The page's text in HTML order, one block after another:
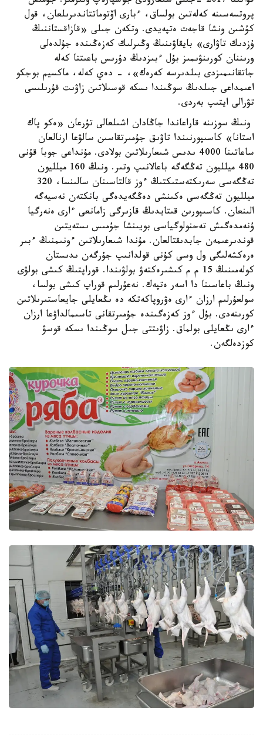
پروتسەسىنە كەلەتىن بولساق، ءبارى اۆتوماتتاندىرىلعان، قول
كۇشىن ونشا قاجەت ەتپەيدى. وتكەن جىلى «قازاقستاننىڭ
ۇزدىك تاۋارى» بايقاۋىنىڭ وڭىرلىك كەزەڭىندە جۇلدەلى
ورىننان كورىنۋىمىز بۇل ءبىزدىڭ دۇرىس باعىتتا كەلە
جاتقانىمىزدى بىلدىرسە كەرەك»، - دەي كەلە، ماكسيم بوجكو
اعىمداعى جىلدىڭ سوڭىندا ىسكە قوسىلاتىن زاۋىت قۇرىلىسى
تۋرالى ايتىپ بەردى.
ونىڭ سوزىنە قاراعاندا جاڭادان اشىلعالى تۇرعان «ەكو پاك
استانا» كاسىپورنىندا تاۋىق جۇمىرتقاسىن سالۋعا ارنالعان
ساعاتىنا 4000 ىدىس شىعارىلاتىن بولادى. مۇنداعى جوبا قۇنى
480 ميلليون تەڭگەگە باعالانىپ وتىر. ونىڭ 160 ميلليون
تەڭگەسى سەرىكتەستىكتىڭ ءوز قالتاسىنان سالىنسا، 320
ميلليون تەڭگەسى ەكىنشى دەڭگەيدەگى بانكتەن نەسيەگە
الىنعان. كاسىپورىن قىتايدىڭ قازىرگى زامانعى ءارى ەنەرگيا
ۇنەمدەگىش تەحنولوگياسى بويىنشا جۇمىس ىستەيتىن
قوندىرعىمەن جابدىقتالعان. مۇندا شىعارىلاتىن ءونىمنىڭ ءبىر
ەرەكشەلىگى ول وسى كۇنى قولدانىپ جۇرگەن ىدىستان
كولەمىنىڭ 15 م م كىشىرەكتەۋ بولۋىندا. قوراپتىڭ كىشى بولۋى
ونىڭ باعاسىنا دا اسەر ەتپەك. نەعۇرلىم قوراپ كىشى بولسا،
سولعۇرلىم ارزان ءارى ەۋروپاكەتكە دە ىڭعايلى جايعاستىرىلاتىن
كورىنەدى. بۇل ءوز كەزەگىندە جۇمىرتقانى تاسىمالداۋعا ارزان
ءارى ىڭعايلى بولماق. زاۋىتتى جىل سوڭىندا ىسكە قوسۋ
كوزدەلگەن.